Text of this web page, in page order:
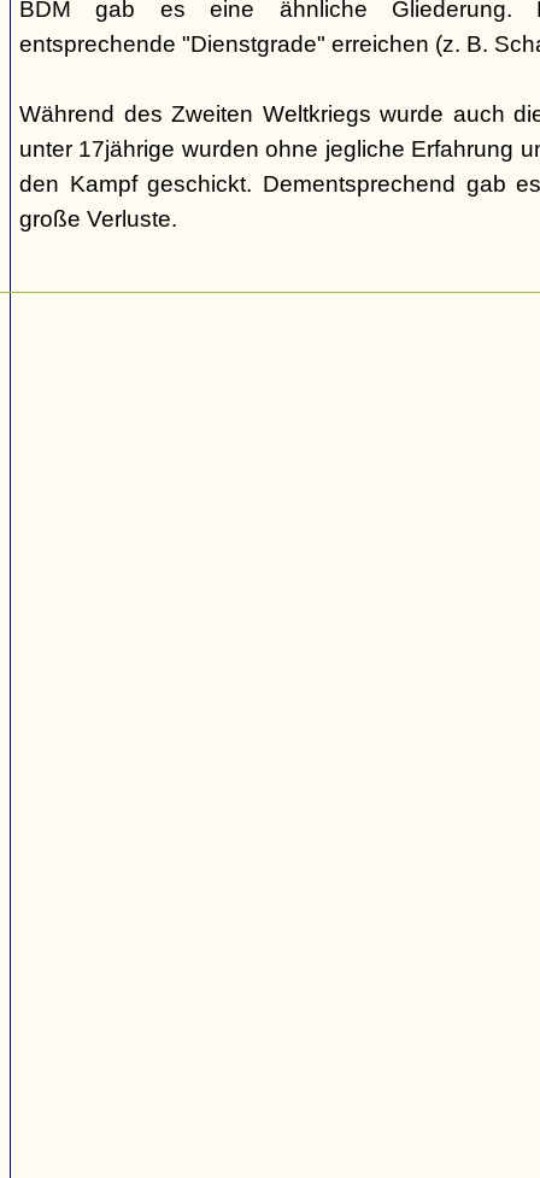
BDM gab es eine ähnliche Gliederung.
entsprechende "Dienstgrade" erreichen (z. B.
Während des Zweiten Weltkriegs wurde auch
unter 17jährige wurden ohne jegliche Erfahrung
den Kampf geschickt. Dementsprechend gab
große Verluste.